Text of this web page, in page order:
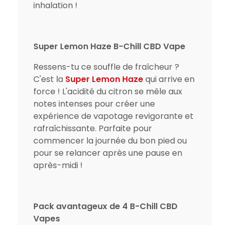
inhalation !
Super Lemon Haze B-Chill CBD Vape
Ressens-tu ce souffle de fraîcheur ?
C'est la Super Lemon Hazequi arrive en
force ! L'acidité du citron se mêle aux
notes intenses pour créer une
expérience de vapotage revigorante et
rafraîchissante. Parfaite pour
commencer la journée du bon pied ou
pour se relancer après une pause en
après-midi !
Pack avantageux de 4 B-Chill CBD
Vapes